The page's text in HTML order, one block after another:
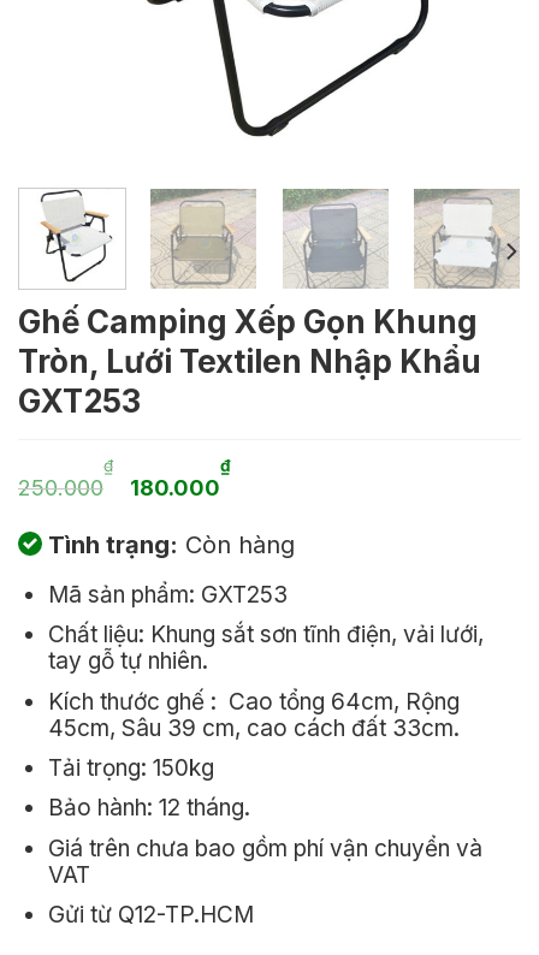
Ghế Camping Xếp Gọn Khung
Tròn, Lưới Textilen Nhập Khẩu
GXT253
250.000
₫
Giá
gốc
là:
250.000₫.
180.000
₫Giá
hiện
tại
là:
180.000₫.
Tình trạng: Còn hàng
Mã sản phẩm: GXT253
Chất liệu: Khung sắt sơn tĩnh điện, vải lưới,
tay gỗ tự nhiên.
Kích thước ghế : Cao tổng 64cm, Rộng
45cm, Sâu 39 cm, cao cách đất 33cm.
Tải trọng: 150kg
Bảo hành: 12 tháng.
Giá trên chưa bao gồm phí vận chuyển và
VAT
Gửi từ Q12-TP.HCM